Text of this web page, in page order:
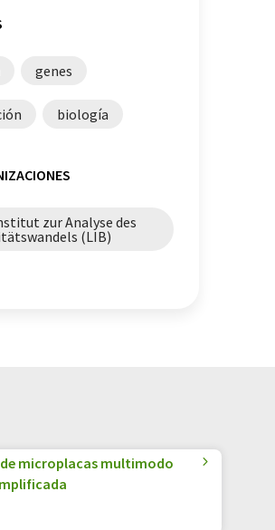
genes
biología
zur Analyse des
(LIB)
microplacas multimodo